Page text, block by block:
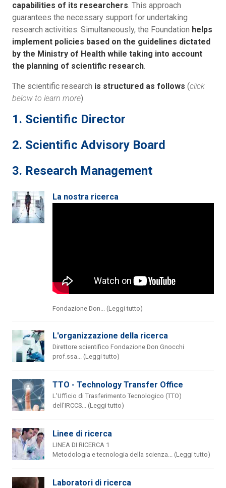
capabilities of its researchers. This approach
guarantees the necessary support for undertaking
research activities. Simultaneously, the Foundation helps
implement policies based on the guidelines dictated
by the Ministry of Health while taking into account
the planning of scientific research.
The scientific research is structured as follows (click
below to learn more)
1. Scientific Director
2. Scientific Advisory Board
3. Research Management
La nostra ricerca
Fondazione Don... (Leggi tutto)
L'organizzazione della ricerca
Direttore scientifico Fondazione Don Gnocchi
prof.ssa... (Leggi tutto)
TTO - Technology Transfer Office
L'Ufficio di Trasferimento Tecnologico (TTO)
dell’IRCCS... (Leggi tutto)
Linee di ricerca
LINEA DI RICERCA 1
Metodologia e tecnologia della scienza... (Leggi tutto)
Laboratori di ricerca